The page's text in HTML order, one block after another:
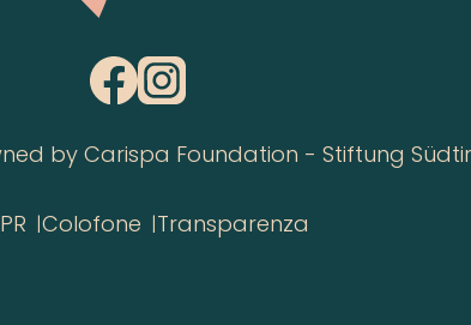
by Carispa Foundation - Stiftung
Colofone Transparenza